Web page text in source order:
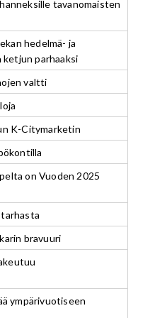
tavanomaisten
hedelmä- ja
parhaaksi
valtti
K-Citymarketin
on Vuoden 2025
bravuuri
ympärivuotiseen